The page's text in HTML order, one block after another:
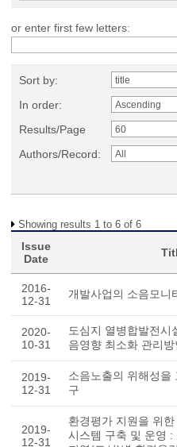
or enter first few letters:
Sort by:
In order:
Results/Page
Authors/Record:
Showing results 1 to 6 of 6
Issue
Date
2016-
12-31
개발사업의 소음모니
2020-
10-31
도심지 열병합발전시
음영향 최소화 관리방
2019-
12-31
소음노출의 위해성을
구
2019-
12-31
환경평가 지원을 위
시스템 구축 및 운영